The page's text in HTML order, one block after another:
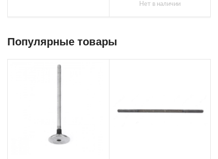
Нет в наличии
Популярные товары